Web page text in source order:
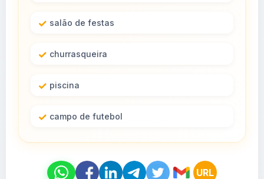
salão de festas
churrasqueira
piscina
campo de futebol
URL